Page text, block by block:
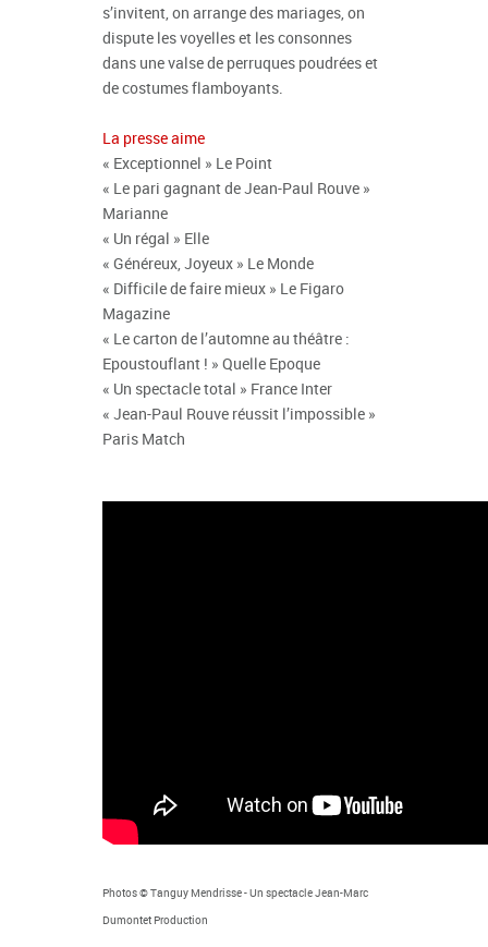
s’invitent, on arrange des mariages, on
dispute les voyelles et les consonnes
dans une valse de perruques poudrées et
de costumes flamboyants.
La presse aime
« Exceptionnel » Le Point
« Le pari gagnant de Jean-Paul Rouve »
Marianne
« Un régal » Elle
« Généreux, Joyeux » Le Monde
« Difficile de faire mieux » Le Figaro
Magazine
« Le carton de l’automne au théâtre :
Epoustouflant ! » Quelle Epoque
« Un spectacle total » France Inter
« Jean-Paul Rouve réussit l’impossible »
Paris Match
Photos © Tanguy Mendrisse - Un spectacle Jean-Marc
Dumontet Production